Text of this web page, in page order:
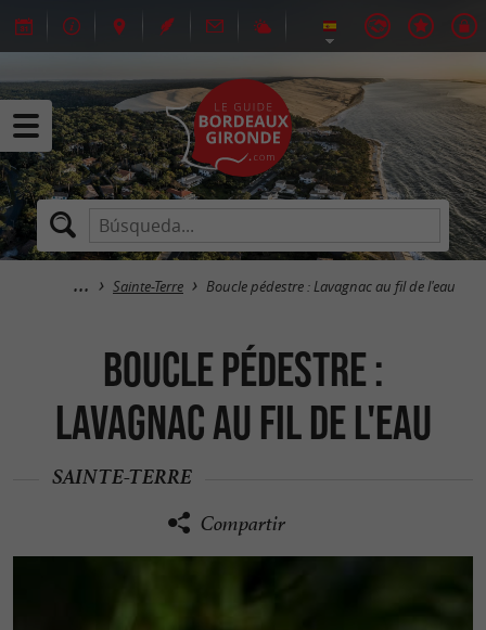
Sainte-Terre Boucle pédestre : Lavagnac au fil de l'eau
Boucle pédestre :
Lavagnac au fil de l'eau
SAINTE-TERRE
Compartir